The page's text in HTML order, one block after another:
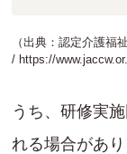
（出典：認定介護福
/ https://
うち、研修実
れる場合があ